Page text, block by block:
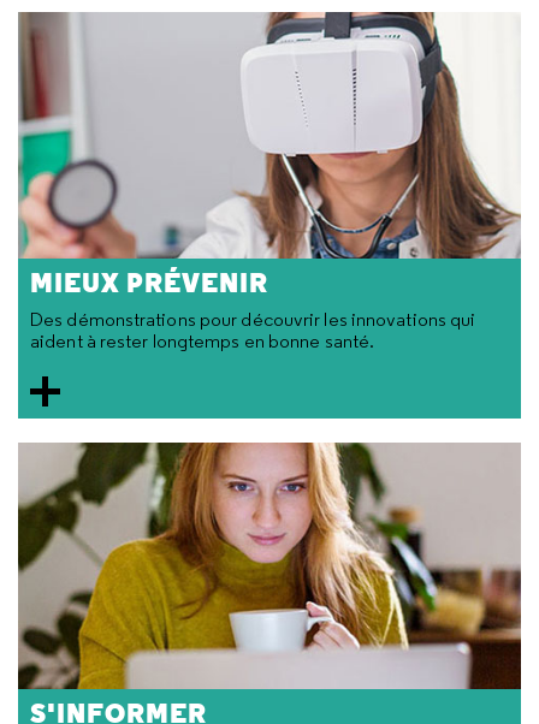
MIEUX PRÉVENIR
Des démonstrations pour découvrir les innovations qui
aident à rester longtemps en bonne santé.
S'INFORMER